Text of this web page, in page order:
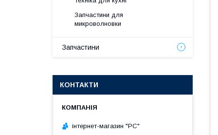
Запчастини для
микроволновки
Запчастини
КОНТАКТИ
інтернет-магазин "РС"